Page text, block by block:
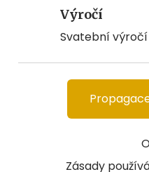
Výročí
Svatební výročí
Zásady